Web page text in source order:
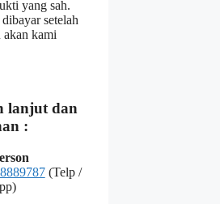
yang sah.
setelah
akan kami
lanjut dan
:
(Telp /